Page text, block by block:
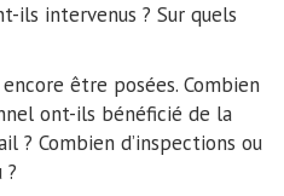
ils intervenus ? Sur quels
être posées. Combien
ont-ils bénéficié de la
? Combien d’inspections ou
?